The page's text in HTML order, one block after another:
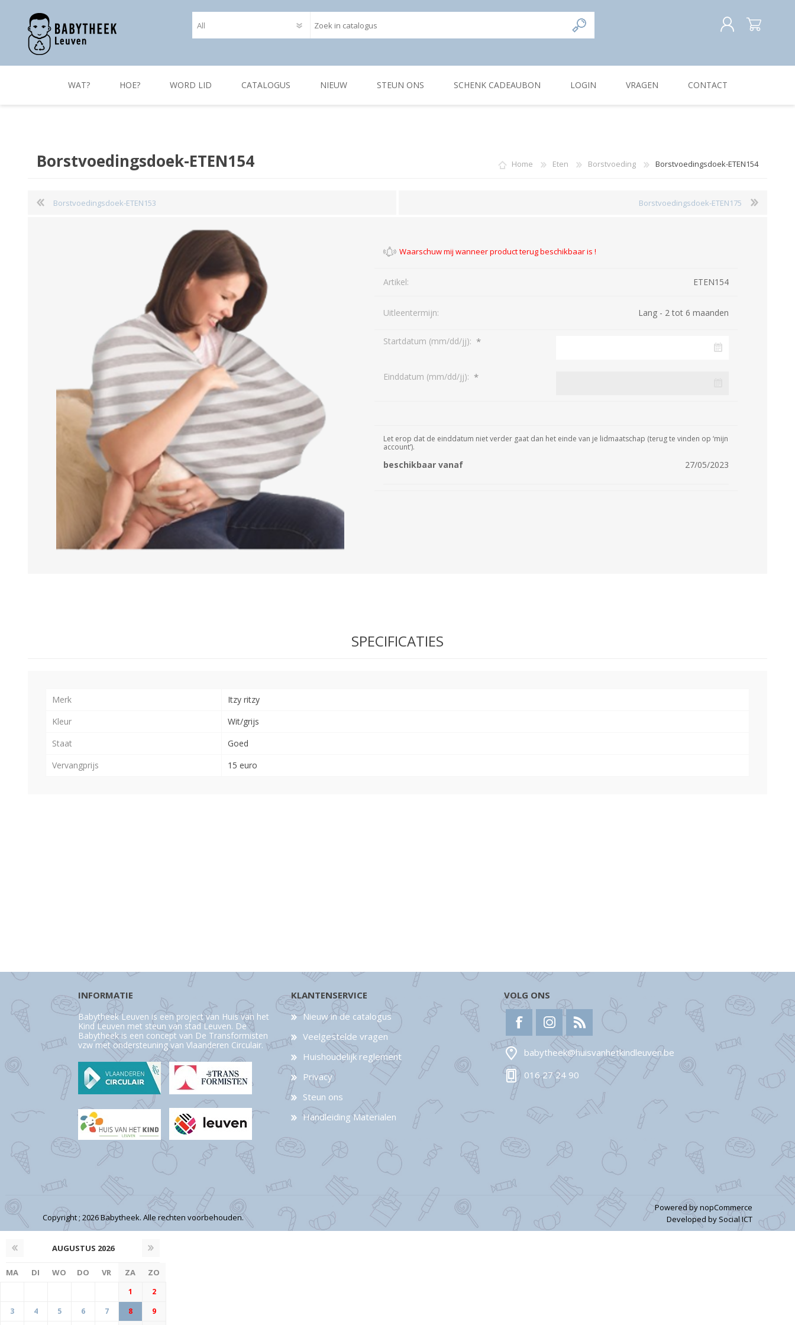
INLOGGEN
WAT? HOE? WORD LID CATALOGUS NIEUW STEUN ONS SCHENK CADEAUBON LOGIN VRAGEN CONTACT
Home Eten Borstvoeding Borstvoedingsdoek-ETEN154
Borstvoedingsdoek-ETEN154
Borstvoedingsdoek-ETEN153 Borstvoedingsdoek-ETEN175
Artikel: ETEN154
Uitleentermijn: Lang - 2 tot 6 maanden
Startdatum (mm/dd/jj): *
Einddatum (mm/dd/jj): *
Let erop dat de einddatum niet verder gaat dan het einde van je lidmaatschap (terug te vinden op ‘mijn
account’).
beschikbaar vanaf 27/05/2023
SPECIFICATIES
Merk
Itzy ritzy
Kleur
Wit/grijs
Staat
Goed
Vervangprijs
15 euro
INFORMATIE
Babytheek Leuven is een project van Huis van het
Kind Leuven met steun van stad Leuven. De
Babytheek is een concept van De Transformisten
vzw met ondersteuning van Vlaanderen Circulair.
KLANTENSERVICE
Nieuw in de catalogus
Veelgestelde vragen
Huishoudelijk reglement
Privacy
Steun ons
Handleiding Materialen
VOLG ONS
babytheek@huisvanhetkindleuven.be
016 27 24 90
Copyright ; 2026 Babytheek. Alle rechten voorbehouden.
Powered bynopCommerce
Developed by Social ICT
AUGUSTUS 2026
MA DI WO DO VR ZA ZO
1
2
3
4 5 6 7 8 9